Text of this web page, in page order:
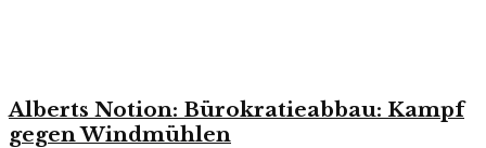
Alberts Notion: Bürokratieabbau: Kampf
gegen Windmühlen